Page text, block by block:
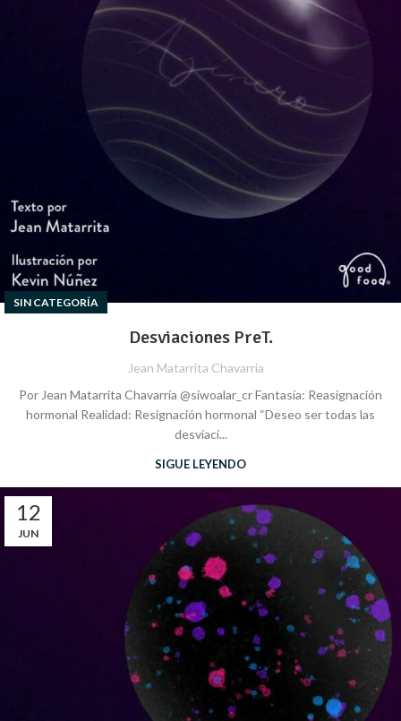
SIN CATEGORÍA
Desviaciones PreT.
Jean Matarrita Chavarria
Por Jean Matarrita Chavarría @siwoalar_cr Fantasía: Reasignación
hormonal Realidad: Resignación hormonal “Deseo ser todas las
desviaci...
SIGUE LEYENDO
12
JUN